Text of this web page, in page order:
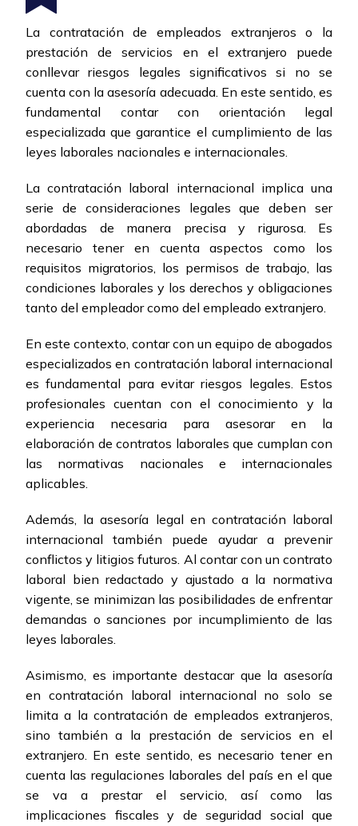
La contratación de empleados extranjeros o la
prestación de servicios en el extranjero puede
conllevar riesgos legales significativos si no se
cuenta con la asesoría adecuada. En este sentido, es
fundamental contar con orientación legal
especializada que garantice el cumplimiento de las
leyes laborales nacionales e internacionales.
La contratación laboral internacional implica una
serie de consideraciones legales que deben ser
abordadas de manera precisa y rigurosa. Es
necesario tener en cuenta aspectos como los
requisitos migratorios, los permisos de trabajo, las
condiciones laborales y los derechos y obligaciones
tanto del empleador como del empleado extranjero.
En este contexto, contar con un equipo de abogados
especializados en contratación laboral internacional
es fundamental para evitar riesgos legales. Estos
profesionales cuentan con el conocimiento y la
experiencia necesaria para asesorar en la
elaboración de contratos laborales que cumplan con
las normativas nacionales e internacionales
aplicables.
Además, la asesoría legal en contratación laboral
internacional también puede ayudar a prevenir
conflictos y litigios futuros. Al contar con un contrato
laboral bien redactado y ajustado a la normativa
vigente, se minimizan las posibilidades de enfrentar
demandas o sanciones por incumplimiento de las
leyes laborales.
Asimismo, es importante destacar que la asesoría
en contratación laboral internacional no solo se
limita a la contratación de empleados extranjeros,
sino también a la prestación de servicios en el
extranjero. En este sentido, es necesario tener en
cuenta las regulaciones laborales del país en el que
se va a prestar el servicio, así como las
implicaciones fiscales y de seguridad social que